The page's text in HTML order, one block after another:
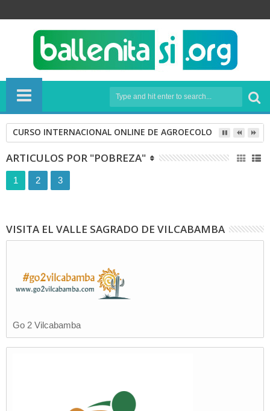
CURSO INTERNACIONAL ONLINE DE AGROECOLOGÍA
ARTICULOS POR "POBREZA"
1 2 3
VISITA EL VALLE SAGRADO DE VILCABAMBA
Go 2 Vilcabamba